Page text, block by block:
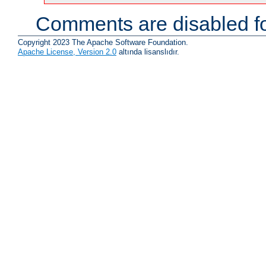
Comments are disabled
Copyright 2023 The Apache Software Foundation.
Apache License, Version 2.0 altında lisanslıdır.